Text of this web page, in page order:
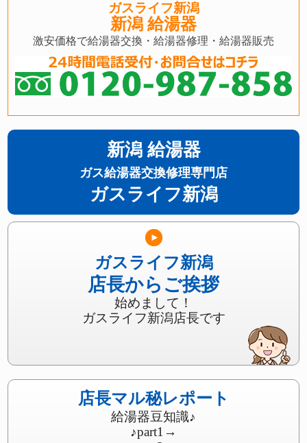
ガスライフ新潟
新潟 給湯器
激安価格で給湯器交換・給湯器修理・給湯器販売
新潟 給湯器
ガス給湯器交換修理専門店
ガスライフ新潟
ガスライフ新潟
店長からご挨拶
始めまして！
ガスライフ新潟店長です
店長マル秘レポート
給湯器豆知識♪
♪part1→